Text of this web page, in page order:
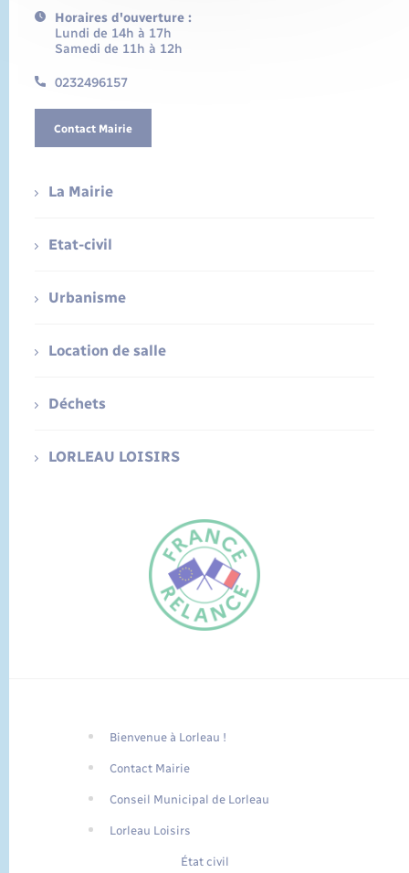
Traduction du
FR
Horaires d'ouverture :
Lundi de 14h à 17h
Samedi de 11h à 12h
0232496157
Contact Mairie
La Mairie
Etat-civil
Urbanisme
Location de salle
Déchets
LORLEAU LOISIRS
Bienvenue à Lorleau !
Contact Mairie
Conseil Municipal de Lorleau
Lorleau Loisirs
État civil